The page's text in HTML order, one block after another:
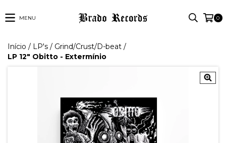
MENU 0
Início / LP's / Grind/Crust/D-beat /
LP 12" Obitto - Extermínio